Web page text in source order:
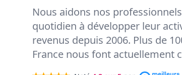
Nous aidons nos
quotidien à développer leur
revenus depuis 2006. Plus de
France nous font actuellement